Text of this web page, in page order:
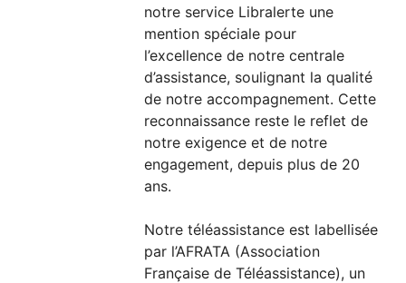
notre service Libralerte une
mention spéciale pour
l’excellence de notre centrale
d’assistance, soulignant la qualité
de notre accompagnement. Cette
reconnaissance reste le reflet de
notre exigence et de notre
engagement, depuis plus de 20
ans.
Notre téléassistance est labellisée
par l’AFRATA (Association
Française de Téléassistance), un